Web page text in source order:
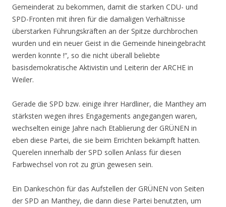
Gemeinderat zu bekommen, damit die starken CDU- und
SPD-Fronten mit ihren für die damaligen Verhältnisse
überstarken Führungskräften an der Spitze durchbrochen
wurden und ein neuer Geist in die Gemeinde hineingebracht
werden konnte !“, so die nicht überall beliebte
basisdemokratische Aktivistin und Leiterin der ARCHE in
Weiler.
Gerade die SPD bzw. einige ihrer Hardliner, die Manthey am
stärksten wegen ihres Engagements angegangen waren,
wechselten einige Jahre nach Etablierung der GRÜNEN in
eben diese Partei, die sie beim Errichten bekämpft hatten.
Querelen innerhalb der SPD sollen Anlass für diesen
Farbwechsel von rot zu grün gewesen sein.
Ein Dankeschön für das Aufstellen der GRÜNEN von Seiten
der SPD an Manthey, die dann diese Partei benutzten, um